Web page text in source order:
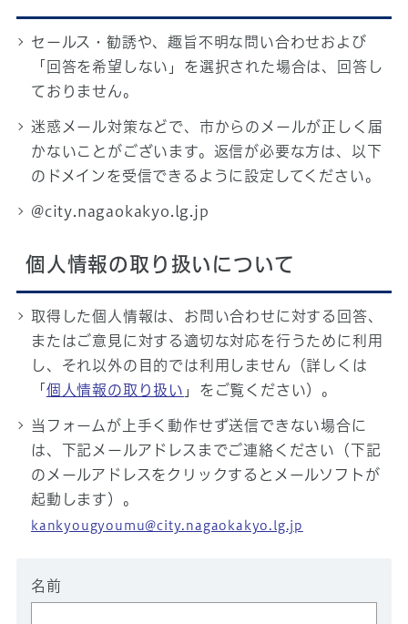
セールス・勧誘や、趣旨不明な問い合わせおよび
「回答を希望しない」を選択された場合は、回答し
ておりません。
迷惑メール対策などで、市からのメールが正しく届
かないことがございます。返信が必要な方は、以下
のドメインを受信できるように設定してください。
@city.nagaokakyo.lg.jp
個人情報の取り扱いについて
取得した個人情報は、お問い合わせに対する回答、
またはご意見に対する適切な対応を行うために利用
し、それ以外の目的では利用しません（詳しくは
「 個人情報の取り扱い 」をご覧ください）。
当フォームが上手く動作せず送信できない場合に
は、下記メールアドレスまでご連絡ください（下記
のメールアドレスをクリックするとメールソフトが
起動します）。
kankyougyoumu@city.nagaokakyo.lg.jp
名前